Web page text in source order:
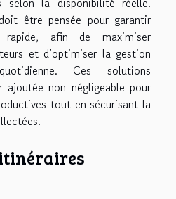
être pensée pour garantir
afin de maximiser
et d’optimiser la gestion
Ces solutions
ajoutée non négligeable pour
tout en sécurisant la